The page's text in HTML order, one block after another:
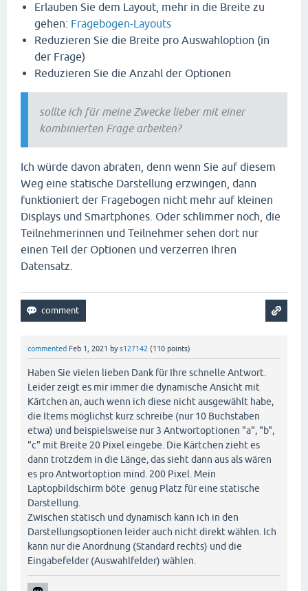
Erlauben Sie dem Layout, mehr in die Breite zu
gehen: Fragebogen-Layouts
Reduzieren Sie die Breite pro Auswahloption (in
der Frage)
Reduzieren Sie die Anzahl der Optionen
sollte ich für meine Zwecke lieber mit einer
kombinierten Frage arbeiten?
Ich würde davon abraten, denn wenn Sie auf diesem
Weg eine statische Darstellung erzwingen, dann
funktioniert der Fragebogen nicht mehr auf kleinen
Displays und Smartphones. Oder schlimmer noch, die
Teilnehmerinnen und Teilnehmer sehen dort nur
einen Teil der Optionen und verzerren Ihren
Datensatz.
commented Feb 1, 2021 bys127142 (110 points)
Haben Sie vielen lieben Dank für Ihre schnelle Antwort.
Leider zeigt es mir immer die dynamische Ansicht mit
Kärtchen an, auch wenn ich diese nicht ausgewählt habe,
die Items möglichst kurz schreibe (nur 10 Buchstaben
etwa) und beispielsweise nur 3 Antwortoptionen "a", "b",
"c" mit Breite 20 Pixel eingebe. Die Kärtchen zieht es
dann trotzdem in die Länge, das sieht dann aus als wären
es pro Antwortoption mind. 200 Pixel. Mein
Laptopbildschirm böte genug Platz für eine statische
Darstellung.
Zwischen statisch und dynamisch kann ich in den
Darstellungsoptionen leider auch nicht direkt wählen. Ich
kann nur die Anordnung (Standard rechts) und die
Eingabefelder (Auswahlfelder) wählen.